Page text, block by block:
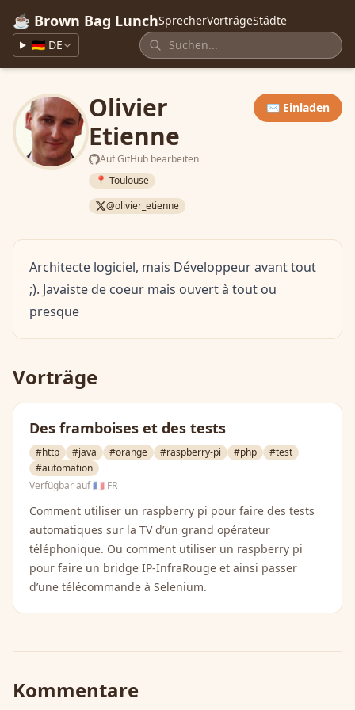
☕ Brown Bag LunchSprecherVorträgeStädte
🇩🇪 DE
Olivier
Etienne
Auf GitHub bearbeiten
✉️ Einladen
📍 Toulouse
@olivier_etienne
Architecte logiciel, mais Développeur avant tout
;). Javaiste de coeur mais ouvert à tout ou
presque
Vorträge
Des framboises et des tests
#http #java #orange #raspberry-pi #php
#test
#automation
Verfügbar auf🇫🇷 FR
Comment utiliser un raspberry pi pour faire des tests
automatiques sur la TV d’un grand opérateur
téléphonique. Ou comment utiliser un raspberry pi
pour faire un bridge IP-InfraRouge et ainsi passer
d’une télécommande à Selenium.
Kommentare